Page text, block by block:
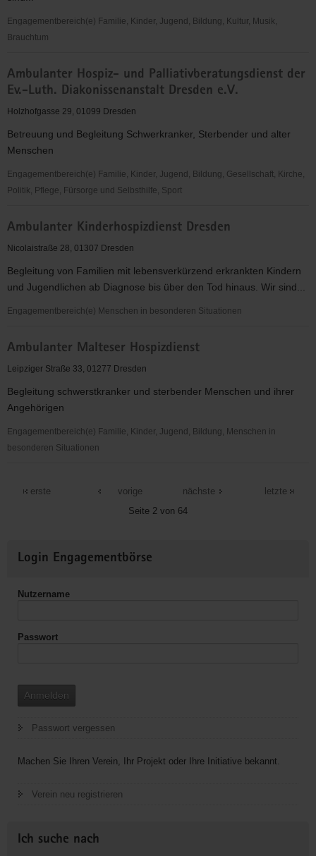
und
Frauenrechte
Engagementbereich(e) Familie, Kinder, Jugend, Bildung, Kultur, Musik,
Brauchtum
e.V.
Ambulanter Hospiz- und Palliativberatungsdienst der
Ev.-Luth. Diakonissenanstalt Dresden e.V.
Holzhofgasse 29, 01099 Dresden
Betreuung und Begleitung Schwerkranker, Sterbender und alter
Menschen
Engagementbereich(e) Familie, Kinder, Jugend, Bildung, Gesellschaft, Kirche,
Politik, Pflege, Fürsorge und Selbsthilfe, Sport
Hospiz-
und
der
Ev.-
Luth.
Dresden
Ambulanter Kinderhospizdienst Dresden
Nicolaistraße 28, 01307 Dresden
Begleitung von Familien mit lebensverkürzend erkrankten Kindern
und Jugendlichen ab Diagnose bis über den Tod hinaus. Wir sind...
Engagementbereich(e) Menschen in besonderen Situationen
Kinderhospizdienst
Dresden
Ambulanter Malteser Hospizdienst
Leipziger Straße 33, 01277 Dresden
Begleitung schwerstkranker und sterbender Menschen und ihrer
Angehörigen
Engagementbereich(e) Familie, Kinder, Jugend, Bildung, Menschen in
besonderen Situationen
Malteser
erste
vorige
Seite 2 von 64
nächste letzte
Informationen
Login Engagementbörse
Nutzername
Passwort
Anmelden
Passwort vergessen
Machen Sie Ihren Verein, Ihr Projekt oder Ihre Initiative bekannt.
Verein neu registrieren
Ich suche nach